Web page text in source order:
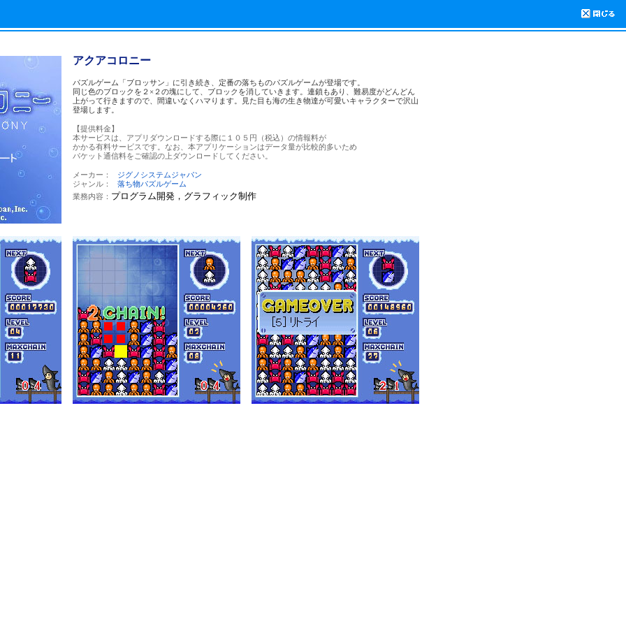
アクアコロニー
パズルゲーム「ブロッサン」に引き続き、定番の落ちものパズルゲームが登場です。
同じ色のブロックを２×２の塊にして、ブロックを消していきます。連鎖もあり、難易度がどんどん
上がって行きますので、間違いなくハマります。見た目も海の生き物達が可愛いキャラクターで沢山
登場します。
【提供料金】
本サービスは、アプリダウンロードする際に１０５円（税込）の情報料が
かかる有料サービスです。なお、本アプリケーションはデータ量が比較的多いため
パケット通信料をご確認の上ダウンロードしてください。
メーカー：
ジグノシステムジャパン
ジャンル：
落ち物パズルゲーム
業務内容： プログラム開発，グラフィック制作